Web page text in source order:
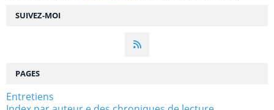
SUIVEZ-MOI
PAGES
Entretiens